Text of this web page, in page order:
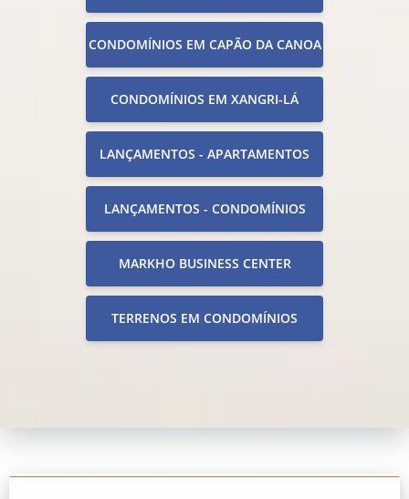
CONDOMÍNIOS EM CAPÃO DA CANOA
CONDOMÍNIOS EM XANGRI-LÁ
LANÇAMENTOS - APARTAMENTOS
LANÇAMENTOS - CONDOMÍNIOS
MARKHO BUSINESS CENTER
TERRENOS EM CONDOMÍNIOS